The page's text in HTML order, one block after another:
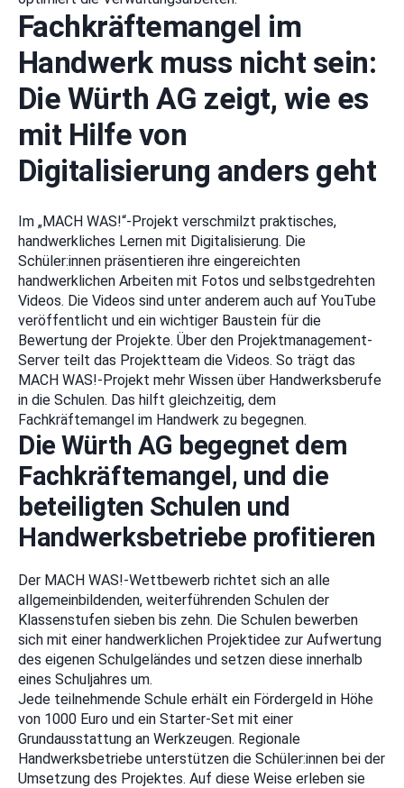
Fachkräftemangel im
Handwerk muss nicht sein:
Die Würth AG zeigt, wie es
mit Hilfe von
Digitalisierung anders geht
Im „MACH WAS!“-Projekt verschmilzt praktisches,
handwerkliches Lernen mit Digitalisierung. Die
Schüler:innen präsentieren ihre eingereichten
handwerklichen Arbeiten mit Fotos und selbstgedrehten
Videos. Die Videos sind unter anderem auch auf YouTube
veröffentlicht und ein wichtiger Baustein für die
Bewertung der Projekte. Über den Projektmanagement-
Server teilt das Projektteam die Videos. So trägt das
MACH WAS!-Projekt mehr Wissen über Handwerksberufe
in die Schulen. Das hilft gleichzeitig, dem
Fachkräftemangel im Handwerk zu begegnen.
Die Würth AG begegnet dem
Fachkräftemangel, und die
beteiligten Schulen und
Handwerksbetriebe profitieren
Der MACH WAS!-Wettbewerb richtet sich an alle
allgemeinbildenden, weiterführenden Schulen der
Klassenstufen sieben bis zehn. Die Schulen bewerben
sich mit einer handwerklichen Projektidee zur Aufwertung
des eigenen Schulgeländes und setzen diese innerhalb
eines Schuljahres um.
Jede teilnehmende Schule erhält ein Fördergeld in Höhe
von 1000 Euro und ein Starter-Set mit einer
Grundausstattung an Werkzeugen. Regionale
Handwerksbetriebe unterstützen die Schüler:innen bei der
Umsetzung des Projektes. Auf diese Weise erleben sie